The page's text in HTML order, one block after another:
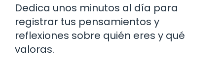
Dedica unos minutos al día para
registrar tus pensamientos y
reflexiones sobre quién eres y qué
valoras.